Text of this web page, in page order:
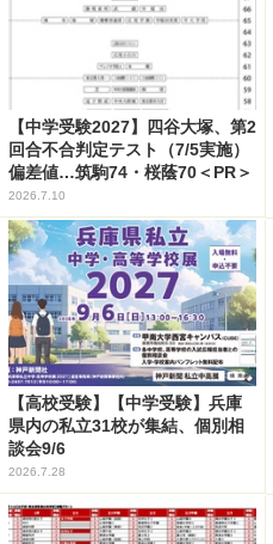
【中学受験2027】四谷大塚、第2
回合不合判定テスト（7/5実施）
偏差値…筑駒74・桜蔭70＜PR＞
2026.7.10
【高校受験】【中学受験】兵庫
県内の私立31校が集結、個別相
談会9/6
2026.7.28